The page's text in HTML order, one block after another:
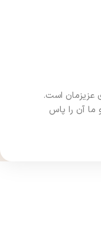
عزیزمان است.
ما آن را پاس